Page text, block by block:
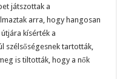
játszottak a
arra, hogy hangosan
kísérték a
szélsőségesnek tartották,
is tiltották, hogy a nők